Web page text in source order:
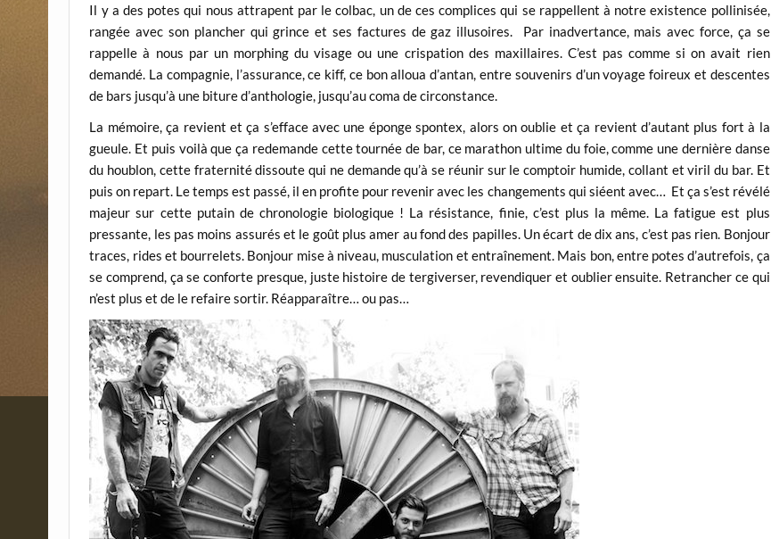
Il y a des potes qui nous attrapent par le colbac, un de ces complices qui se rappellent à notre existence pollinisée,
rangée avec son plancher qui grince et ses factures de gaz illusoires. Par inadvertance, mais avec force, ça se
rappelle à nous par un morphing du visage ou une crispation des maxillaires. C’est pas comme si on avait rien
demandé. La compagnie, l’assurance, ce kiff, ce bon alloua d’antan, entre souvenirs d’un voyage foireux et descentes
de bars jusqu’à une biture d’anthologie, jusqu’au coma de circonstance.
La mémoire, ça revient et ça s’efface avec une éponge spontex, alors on oublie et ça revient d’autant plus fort à la
gueule. Et puis voilà que ça redemande cette tournée de bar, ce marathon ultime du foie, comme une dernière danse
du houblon, cette fraternité dissoute qui ne demande qu’à se réunir sur le comptoir humide, collant et viril du bar. Et
puis on repart. Le temps est passé, il en profite pour revenir avec les changements qui siéent avec… Et ça s’est révélé
majeur sur cette putain de chronologie biologique ! La résistance, finie, c’est plus la même. La fatigue est plus
pressante, les pas moins assurés et le goût plus amer au fond des papilles. Un écart de dix ans, c’est pas rien. Bonjour
traces, rides et bourrelets. Bonjour mise à niveau, musculation et entraînement. Mais bon, entre potes d’autrefois, ça
se comprend, ça se conforte presque, juste histoire de tergiverser, revendiquer et oublier ensuite. Retrancher ce qui
n’est plus et de le refaire sortir. Réapparaître… ou pas…